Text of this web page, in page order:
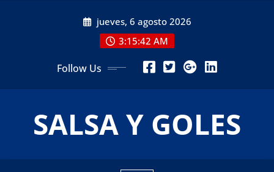
jueves, 6 agosto 2026
3:15:43 AM
Follow Us
SALSA Y GOLES